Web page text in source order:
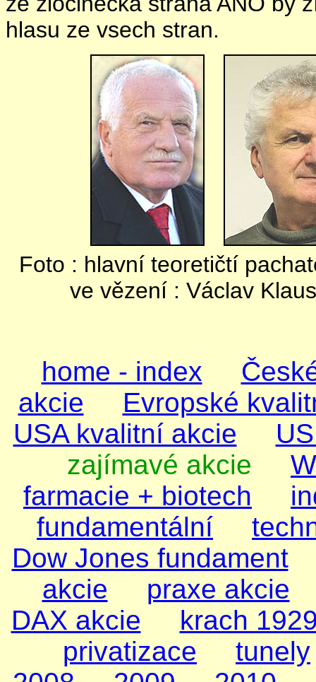
hlasu ze vsech stran.
Foto : hlavní teoretičtí
ve vězení : Václav
home - index
akcie
Evropské
USA kvalitní akcie
zajímavé akcie
farmacie + biotech
fundamentální
Dow Jones fundament
akcie
praxe akcie
DAX akcie
krach
privatizace
tunely